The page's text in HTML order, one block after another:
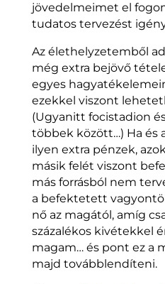
jövedelmeimet el
tudatos tervezést
Az élethelyzetemből
még extra bejövő
egyes
ezekkel viszont
(Ugyanitt focistadion
többek között…) Ha és
ilyen extra pénzek,
másik felét viszont
más forrásból nem
a befektetett
nő az magától, amíg
százalékos kivétekkel
magam… és pont ez a
majd továbblendíteni.